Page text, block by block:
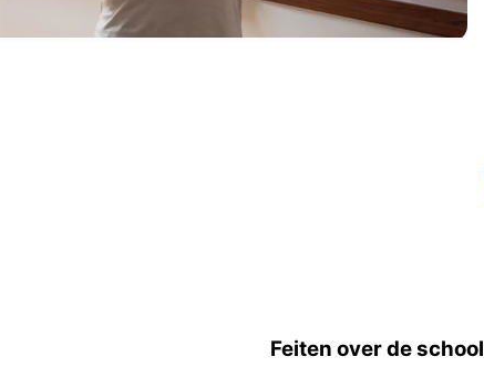
Feiten over de school